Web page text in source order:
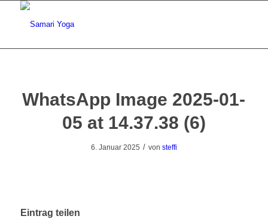
WhatsApp Image 2025-01-
05 at 14.37.38 (6)
6. Januar 2025 / von steffi
Eintrag teilen